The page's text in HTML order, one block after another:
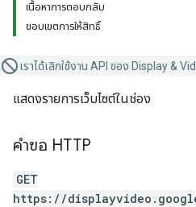
เนื้อหาการตอบกลับ
ขอบเขตการให้สิทธิ์
เราได้เลิกใช้งาน API ของ Display &
แสดงรายการเว็บไซต์ในช่อง
คำขอ HTTP
GET
https://